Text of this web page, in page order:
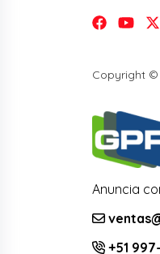
Copyright ©
Anuncia
+51